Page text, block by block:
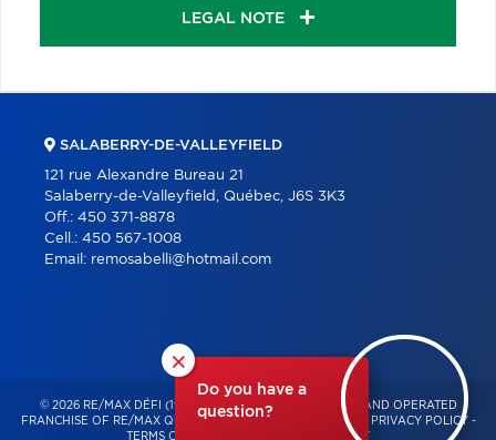
LEGAL NOTE
×
Do you have a
question?
SALABERRY-DE-VALLEYFIELD
121 rue Alexandre Bureau 21
Salaberry-de-Valleyfield, Québec, J6S 3K3
Off.: 450 371-8878
Cell.: 450 567-1008
Email: remosabelli@hotmail.com
© 2026 RE/MAX DÉFI (1996) – INDEPENDENTLY OWNED AND OPERATED
FRANCHISE OF RE/MAX QUÉBEC – ALL RIGHTS RESERVED -
PRIVACY POLICY -
TERMS OF USE
CONSENT MANAGEMENT